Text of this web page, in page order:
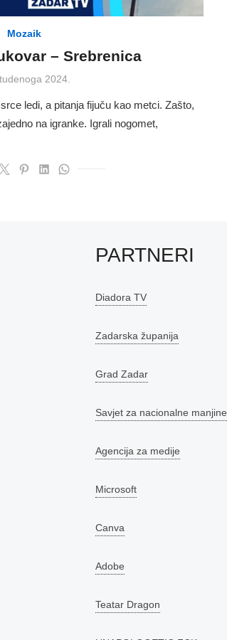
Mozaik
– Srebrenica
2024.
ledi, a pitanja fijuču kao metci. Zašto,
na igranke. Igrali nogomet,
PARTNERI
Diadora TV
Zadarska županija
Grad Zadar
Savjet za nacionalne manjine
Agencija za medije
Microsoft
Canva
Adobe
Teatar Dragon